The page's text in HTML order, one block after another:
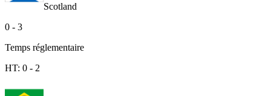
Scotland
0 - 3
Temps réglementaire
HT: 0 - 2